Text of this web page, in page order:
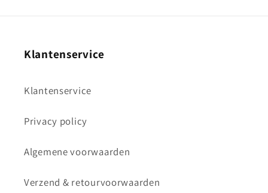
Klantenservice
Klantenservice
Privacy policy
Algemene voorwaarden
Verzend & retourvoorwaarden